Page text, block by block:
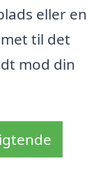
eller en
til det
mod din